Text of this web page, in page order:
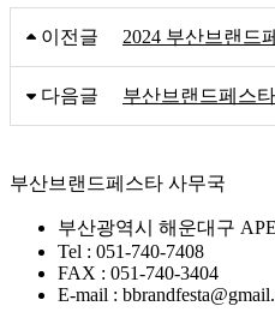
이전글 2024 부산브랜드
다음글 부산브랜드페스
부산브랜드페스타 사무국
부산광역시 해운대구
Tel : 051-740-7408
FAX : 051-740-3404
E-mail :